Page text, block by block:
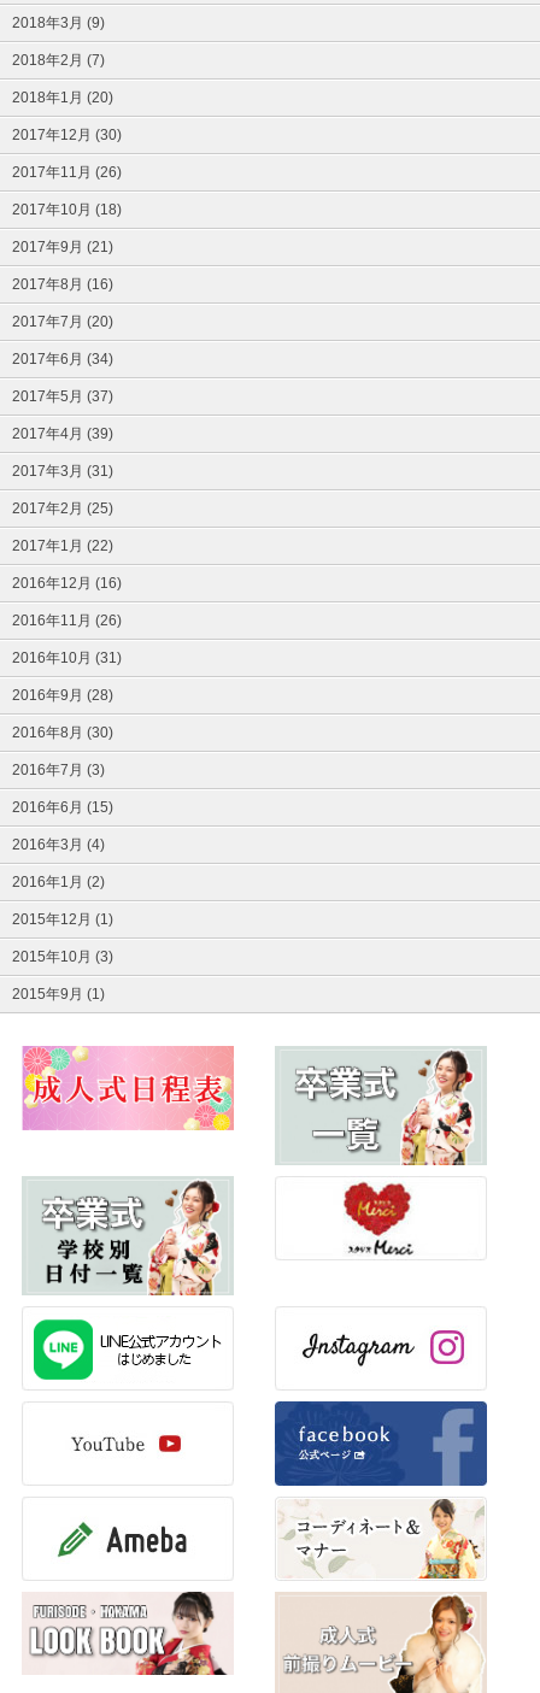
2018年3月 (9)
2018年2月 (7)
2018年1月 (20)
2017年12月 (30)
2017年11月 (26)
2017年10月 (18)
2017年9月 (21)
2017年8月 (16)
2017年7月 (20)
2017年6月 (34)
2017年5月 (37)
2017年4月 (39)
2017年3月 (31)
2017年2月 (25)
2017年1月 (22)
2016年12月 (16)
2016年11月 (26)
2016年10月 (31)
2016年9月 (28)
2016年8月 (30)
2016年7月 (3)
2016年6月 (15)
2016年3月 (4)
2016年1月 (2)
2015年12月 (1)
2015年10月 (3)
2015年9月 (1)